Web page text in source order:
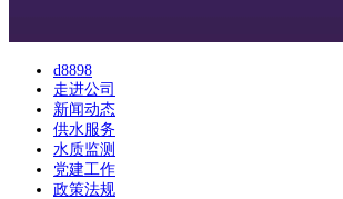
d8898
走进公司
新闻动态
供水服务
水质监测
党建工作
政策法规